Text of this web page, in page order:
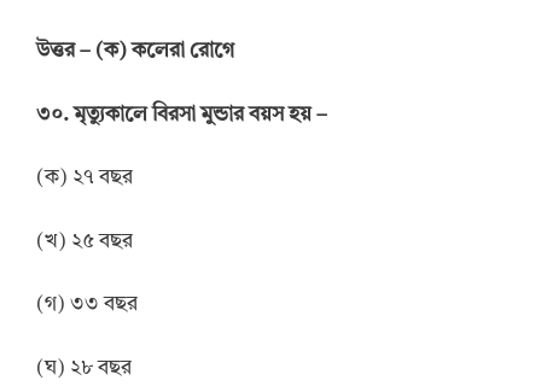
উত্তর– (ক) কলেরা রোগে
৩০. মৃত্যুকালে বিরসা মুন্ডার বয়স হয় –
(ক) ২৭ বছর
(খ) ২৫ বছর
(গ) ৩৩ বছর
(ঘ) ২৮ বছর